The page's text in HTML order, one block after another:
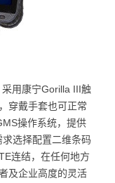
用康宁Gorilla III触
穿戴手套也可正常
操作系统，提供
选择配置二维条码
连结， 在任何地方
及企业高度的灵活